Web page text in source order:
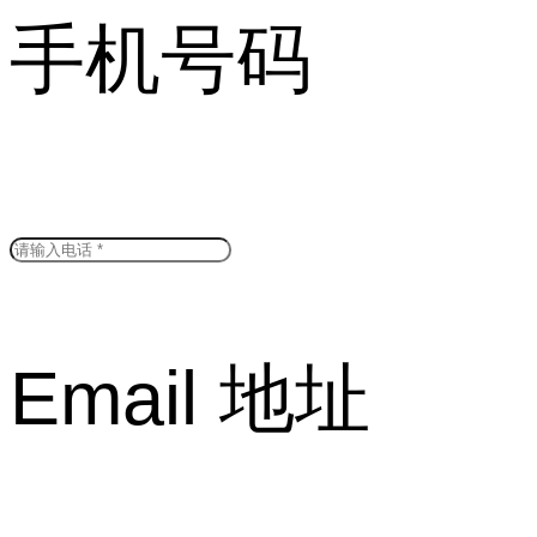
手机号码
Email 地址